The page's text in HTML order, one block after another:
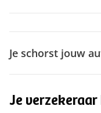
Je schorst jouw
Je